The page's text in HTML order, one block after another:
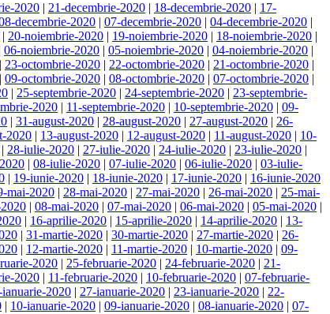
2020 | 21-decembrie-2020 | 18-decembrie-2020 | 17-
decembrie-2020 | 07-decembrie-2020 | 04-decembrie-2020 |
| 20-noiembrie-2020 | 19-noiembrie-2020 | 18-noiembrie-2020 |
06-noiembrie-2020 | 05-noiembrie-2020 | 04-noiembrie-2020 |
| 23-octombrie-2020 | 22-octombrie-2020 | 21-octombrie-2020 |
| 09-octombrie-2020 | 08-octombrie-2020 | 07-octombrie-2020 |
| 25-septembrie-2020 | 24-septembrie-2020 | 23-septembrie-
2020 | 11-septembrie-2020 | 10-septembrie-2020 | 09-
| 31-august-2020 | 28-august-2020 | 27-august-2020 | 26-
2020 | 13-august-2020 | 12-august-2020 | 11-august-2020 | 10-
| 28-iulie-2020 | 27-iulie-2020 | 24-iulie-2020 | 23-iulie-2020 |
| 08-iulie-2020 | 07-iulie-2020 | 06-iulie-2020 | 03-iulie-
| 19-iunie-2020 | 18-iunie-2020 | 17-iunie-2020 | 16-iunie-2020
mai-2020 | 28-mai-2020 | 27-mai-2020 | 26-mai-2020 | 25-mai-
| 08-mai-2020 | 07-mai-2020 | 06-mai-2020 | 05-mai-2020 |
| 16-aprilie-2020 | 15-aprilie-2020 | 14-aprilie-2020 | 13-
| 31-martie-2020 | 30-martie-2020 | 27-martie-2020 | 26-
| 12-martie-2020 | 11-martie-2020 | 10-martie-2020 | 09-
2020 | 25-februarie-2020 | 24-februarie-2020 | 21-
2020 | 11-februarie-2020 | 10-februarie-2020 | 07-februarie-
ianuarie-2020 | 27-ianuarie-2020 | 23-ianuarie-2020 | 22-
| 10-ianuarie-2020 | 09-ianuarie-2020 | 08-ianuarie-2020 | 07-